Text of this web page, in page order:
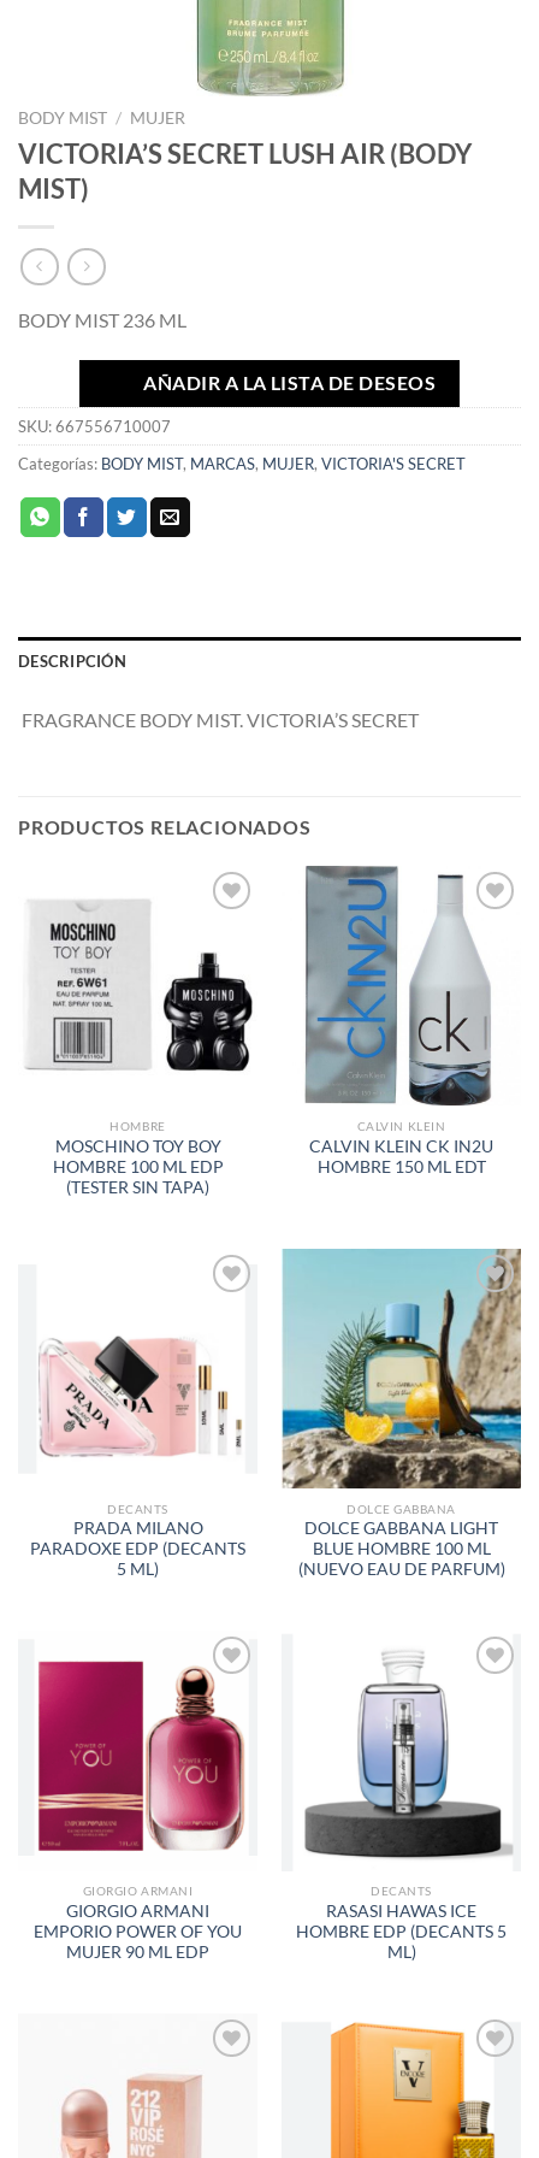
BODY MIST / MUJER
VICTORIA’S SECRET LUSH AIR (BODY
MIST)
BODY MIST 236 ML
AÑADIR A LA LISTA DE DESEOS
SKU:667556710007
Categorías: BODY MIST, MARCAS, MUJER, VICTORIA'S SECRET
DESCRIPCIÓN
FRAGRANCE BODY MIST. VICTORIA’S SECRET
PRODUCTOS RELACIONADOS
A LA
LISTA
DE
DESEOS
HOMBRE
MOSCHINO TOY BOY
HOMBRE 100 ML EDP
(TESTER SIN TAPA)
AÑADIR
A LA
LISTA
CALVIN KLEIN
CALVIN KLEIN CK IN2U
HOMBRE 150 ML EDT
LISTA
DESEOS
DECANTS
PRADA MILANO
PARADOXE EDP (DECANTS
5 ML)
AÑADIR
A LA
LISTA
DE
DESEOS
DOLCE GABBANA
DOLCE GABBANA LIGHT
BLUE HOMBRE 100 ML
(NUEVO EAU DE PARFUM)
AÑADIR
A LA
LISTA
DE
DESEOS
GIORGIO ARMANI
GIORGIO ARMANI
EMPORIO POWER OF YOU
MUJER 90 ML EDP
AÑADIR
LISTA
DESEOS
DECANTS
RASASI HAWAS ICE
HOMBRE EDP (DECANTS 5
ML)
AÑADIR
AÑADIR
A LA
LISTA
DE